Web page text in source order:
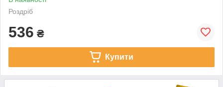
Роздріб
536 ₴
Купити